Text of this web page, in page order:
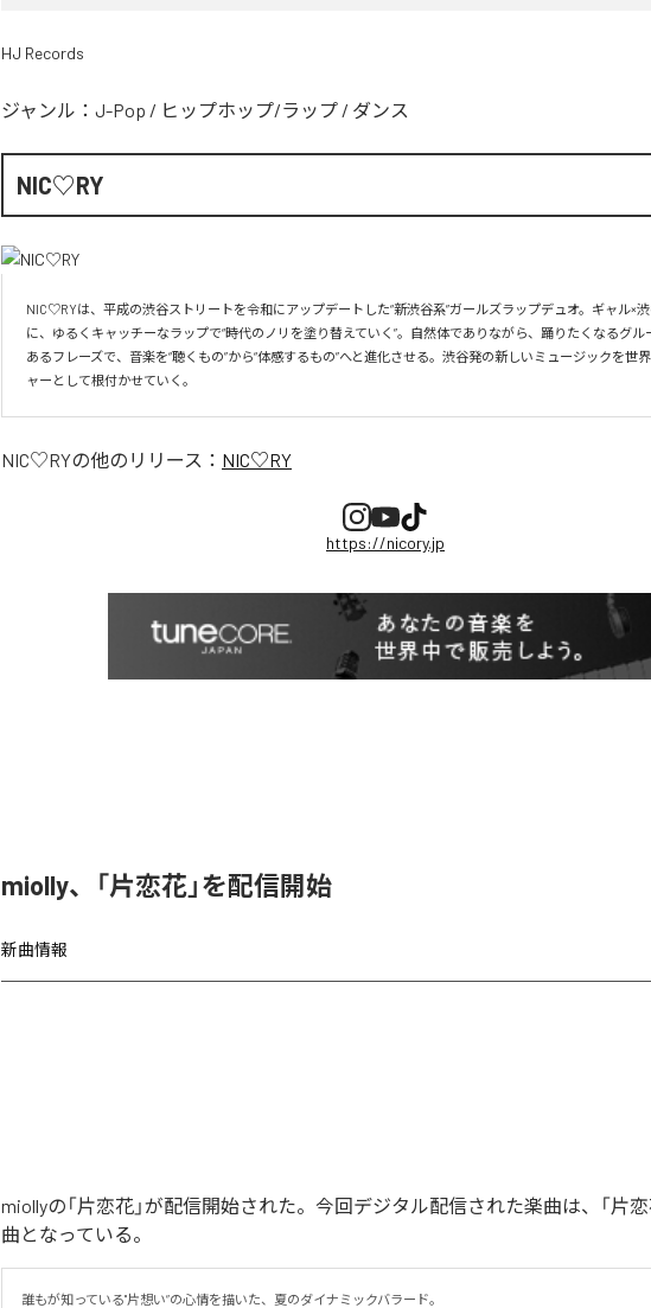
HJ Records
ジャンル： J-Pop / ヒップホップ/ラップ / ダンス
NIC♡RY
NIC♡RYは、平成の渋谷ストリートを令和にアップデートした“新渋谷系”ガールズラップデュオ。ギャル×
に、ゆるくキャッチーなラップで“時代のノリを塗り替えていく”。自然体でありながら、踊りたくなるグル
あるフレーズで、音楽を“聴くもの”から“体感するもの”へと進化させる。渋谷発の新しいミュージックを世
ャーとして根付かせていく。
NIC♡RYの他のリリース： NIC♡RY
https://nicory.jp
miolly、「片恋花」を配信開始
新曲情報
miollyの「片恋花」が配信開始された。今回デジタル配信された楽曲は、「片恋
曲となっている。
誰もが知っている"片想い”の心情を描いた、夏のダイナミックバラード。